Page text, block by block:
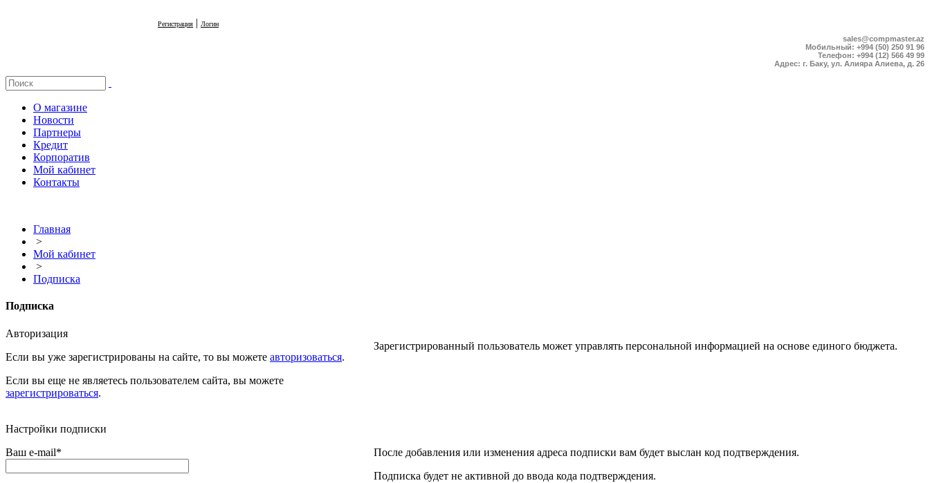
Регистрация | Логин
sales@compmaster.az
Мобильный: +994 (50) 250 91 96
Телефон: +994 (12) 566 49 99
Адрес: г. Баку, ул. Алияра Алиева, д. 26
О магазине
Новости
Партнеры
Кредит
Корпоратив
Мой кабинет
Контакты
Главная
>
Мой кабинет
>
Подписка
Подписка
Авторизация
Если вы уже зарегистрированы на сайте, то вы можете авторизоваться.
Если вы еще не являетесь пользователем сайта, вы можете
зарегистрироваться.
Зарегистрированный пользователь может управлять персональной информацией на основе единого бюджета.
Настройки подписки
Ваш e-mail*
После добавления или изменения адреса подписки вам будет выслан код подтверждения.
Подписка будет не активной до ввода кода подтверждения.